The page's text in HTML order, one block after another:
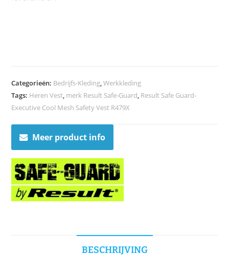
Categorieën: Bedrijfs-Kleding,Werkkleding
Tags: Heren Vest, merk Result Safe-Guard, Result Safe Guard-
Executive Cool Mesh Safety Vest R479X
Meer product info
BESCHRIJVING